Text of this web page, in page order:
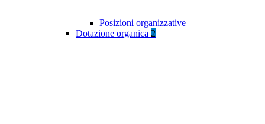
Posizioni organizzative
Dotazione organica 2